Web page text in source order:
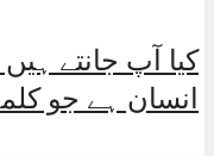
کیا آپ جانتے
انسان ہے جو